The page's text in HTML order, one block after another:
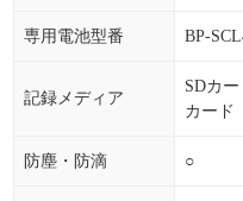
専用電池型番 BP-
記録メディア
SDカ
カード
防塵・防滴 ○